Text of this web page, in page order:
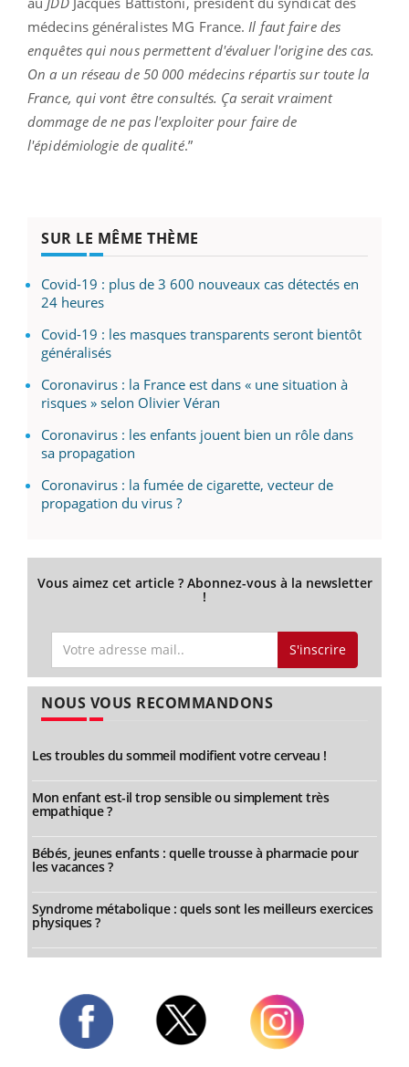
médecins généralistes MG France.Il faut faire des
enquêtes qui nous permettent d'évaluer l'origine des cas.
On a un réseau de 50 000 médecins répartis sur toute la
France, qui vont être consultés. Ça serait vraiment
dommage de ne pas l'exploiter pour faire de
l'épidémiologie de qualité.”
SUR LE MÊME THÈME
Covid-19 : plus de 3 600 nouveaux cas détectés en
24 heures
Covid-19 : les masques transparents seront bientôt
généralisés
Coronavirus : la France est dans « une situation à
risques » selon Olivier Véran
Coronavirus : les enfants jouent bien un rôle dans
sa propagation
Coronavirus : la fumée de cigarette, vecteur de
propagation du virus ?
Vous aimez cet article ? Abonnez-vous à la newsletter
!
S'inscrire
NOUS VOUS RECOMMANDONS
Les troubles du sommeil modifient votre cerveau !
Mon enfant est-il trop sensible ou simplement très
empathique ?
Bébés, jeunes enfants : quelle trousse à pharmacie pour
les vacances ?
Syndrome métabolique : quels sont les meilleurs exercices
physiques ?